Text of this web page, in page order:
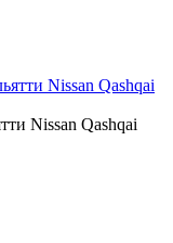
Nissan Qashqai